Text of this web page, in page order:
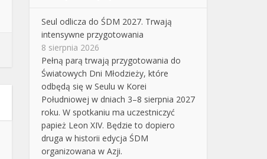
Seul odlicza do ŚDM 2027. Trwają
intensywne przygotowania
8 sierpnia 2026
Pełną parą trwają przygotowania do
Światowych Dni Młodzieży, które
odbędą się w Seulu w Korei
Południowej w dniach 3–8 sierpnia 2027
roku. W spotkaniu ma uczestniczyć
papież Leon XIV. Będzie to dopiero
druga w historii edycja ŚDM
organizowana w Azji.